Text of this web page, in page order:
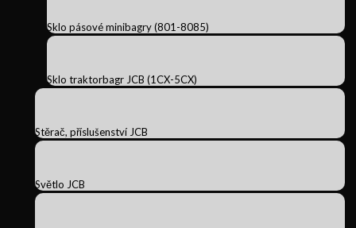
Sklo pásové minibagry (801-8085)
Sklo traktorbagr JCB (1CX-5CX)
Stěrač, příslušenství JCB
Světlo JCB